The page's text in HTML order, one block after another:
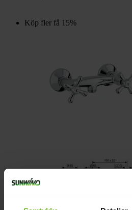
Köp fler få 15%